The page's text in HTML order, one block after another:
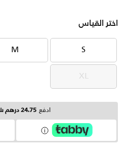
اختر القياس
S
S
M
M
XL
XL
ادفع 24.75 درهم شهرياً